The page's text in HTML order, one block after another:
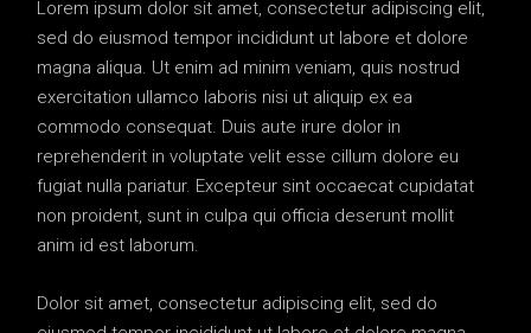
Lorem ipsum dolor sit amet, consectetur adipiscing elit,
sed do eiusmod tempor incididunt ut labore et dolore
magna aliqua. Ut enim ad minim veniam, quis nostrud
exercitation ullamco laboris nisi ut aliquip ex ea
commodo consequat. Duis aute irure dolor in
reprehenderit in voluptate velit esse cillum dolore eu
fugiat nulla pariatur. Excepteur sint occaecat cupidatat
non proident, sunt in culpa qui officia deserunt mollit
anim id est laborum.
Dolor sit amet, consectetur adipiscing elit, sed do